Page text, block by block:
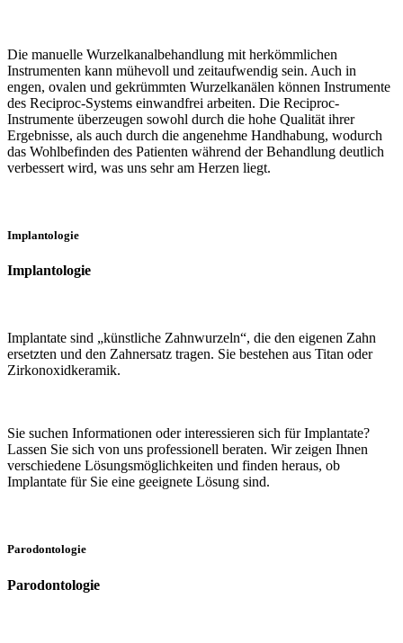
Die manuelle Wurzelkanalbehandlung mit herkömmlichen
Instrumenten kann mühevoll und zeitaufwendig sein. Auch in
engen, ovalen und gekrümmten Wurzelkanälen können Instrumente
des Reciproc-Systems einwandfrei arbeiten. Die Reciproc-
Instrumente überzeugen sowohl durch die hohe Qualität ihrer
Ergebnisse, als auch durch die angenehme Handhabung, wodurch
das Wohlbefinden des Patienten während der Behandlung deutlich
verbessert wird, was uns sehr am Herzen liegt.
Implantologie
Implantologie
Implantate sind „künstliche Zahnwurzeln“, die den eigenen Zahn
ersetzten und den Zahnersatz tragen. Sie bestehen aus Titan oder
Zirkonoxidkeramik.
Sie suchen Informationen oder interessieren sich für Implantate?
Lassen Sie sich von uns professionell beraten. Wir zeigen Ihnen
verschiedene Lösungsmöglichkeiten und finden heraus, ob
Implantate für Sie eine geeignete Lösung sind.
Parodontologie
Parodontologie